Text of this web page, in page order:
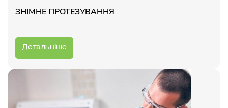
ЗНІМНЕ ПРОТЕЗУВАННЯ
Детальніше